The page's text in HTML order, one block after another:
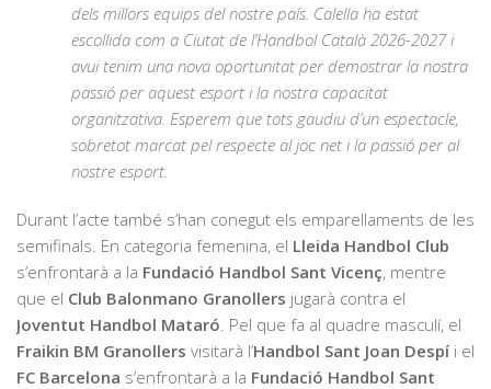
dels millors equips del nostre país. Calella ha estat
escollida com a Ciutat de l’Handbol Català 2026-2027 i
avui tenim una nova oportunitat per demostrar la nostra
passió per aquest esport i la nostra capacitat
organitzativa. Esperem que tots gaudiu d’un espectacle,
sobretot marcat pel respecte al joc net i la passió per al
nostre esport.
Durant l’acte també s’han conegut els emparellaments de les
semifinals. En categoria femenina, el Lleida Handbol Club
s’enfrontarà a la Fundació Handbol Sant Vicenç, mentre
que el Club Balonmano Granollers jugarà contra el
Joventut Handbol Mataró . Pel que fa al quadre masculí, el
Fraikin BM Granollers visitarà l’Handbol Sant Joan Despí i el
FC Barcelona s’enfrontarà a la Fundació Handbol Sant